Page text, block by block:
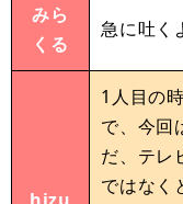
みら
くる
急に吐く
1人目の
で、今回
だ、テレ
ではなく